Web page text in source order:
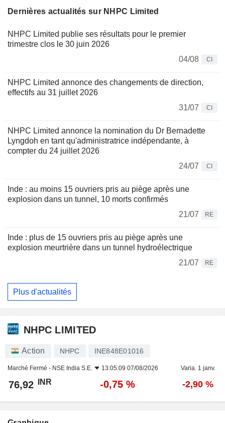
Dernières actualités sur NHPC Limited
NHPC Limited publie ses résultats pour le premier
trimestre clos le 30 juin 2026
04/08
CI
NHPC Limited annonce des changements de direction,
effectifs au 31 juillet 2026
31/07
CI
NHPC Limited annonce la nomination du Dr Bernadette
Lyngdoh en tant qu'administratrice indépendante, à
compter du 24 juillet 2026
24/07
CI
Inde : au moins 15 ouvriers pris au piège après une
explosion dans un tunnel, 10 morts confirmés
21/07
RE
Inde : plus de 15 ouvriers pris au piège après une
explosion meurtrière dans un tunnel hydroélectrique
21/07
RE
Plus d'actualités
NHPC LIMITED
Action NHPC INE848E01016
Marché Fermé - NSE India S.E. 13:05:09 07/08/2026 Varia. 1 janv.
76,92 INR -0,75 % -2,90 %